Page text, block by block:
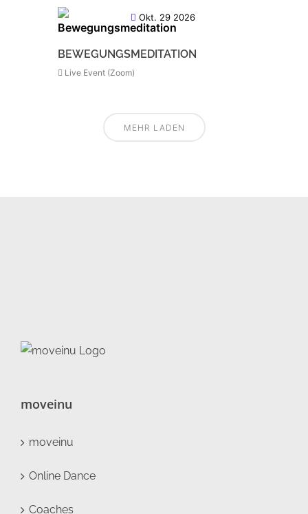
Okt. 29 2026
BEWEGUNGSMEDITATION
Live Event (Zoom)
MEHR LADEN
moveinu
moveinu
Online Dance
Coaches